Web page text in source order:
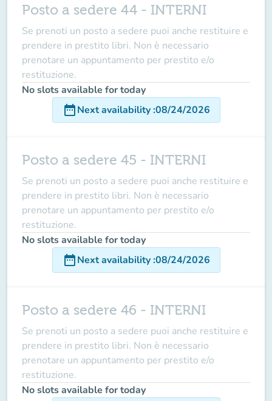
Posto a sedere 44 - INTERNI
Se prenoti un posto a sedere puoi anche restituire e
prendere in prestito libri. Non è necessario
prenotare un appuntamento per prestito e/o
restituzione.
No slots available for today
date_rangeNext availability:08/24/2026
Posto a sedere 45 - INTERNI
Se prenoti un posto a sedere puoi anche restituire e
prendere in prestito libri. Non è necessario
prenotare un appuntamento per prestito e/o
restituzione.
No slots available for today
date_rangeNext availability:08/24/2026
Posto a sedere 46 - INTERNI
Se prenoti un posto a sedere puoi anche restituire e
prendere in prestito libri. Non è necessario
prenotare un appuntamento per prestito e/o
restituzione.
No slots available for today